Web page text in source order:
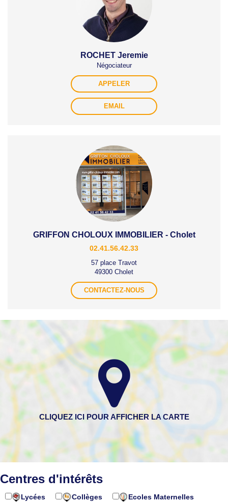
ROCHET Jeremie
Négociateur
APPELER
EMAIL
GRIFFON CHOLOUX IMMOBILIER - Cholet
02.41.56.42.33
57 place Travot
49300 Cholet
CONTACTEZ-NOUS
Centres d'intérêts
Lycées Collèges Ecoles Maternelles